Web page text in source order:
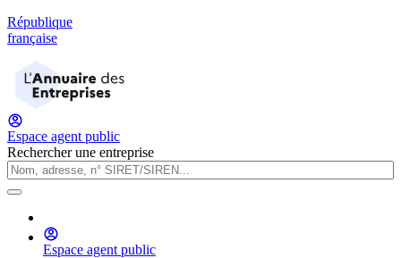
République
française
Espace agent public
Rechercher une entreprise
Espace agent public